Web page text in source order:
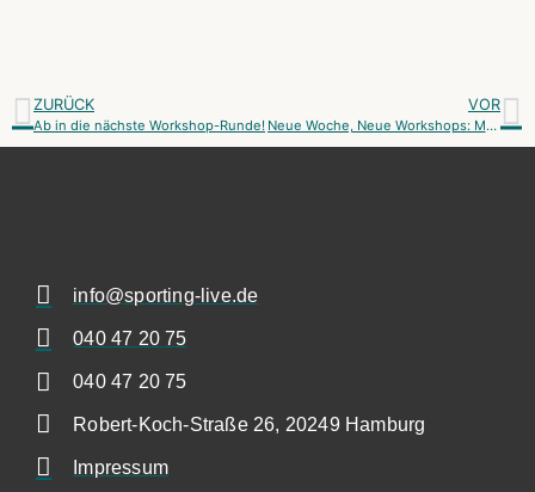
ZURÜCK
Ab in die nächste Workshop-Runde!
VOR
Neue Woche, Neue Workshops: Melde Dich jetzt am Tresen an!
info@sporting-live.de
040 47 20 75
040 47 20 75
Robert-Koch-Straße 26, 20249 Hamburg
Impressum